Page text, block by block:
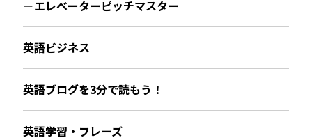
－エレベーターピッチマスター
英語ビジネス
英語ブログを3分で読もう！
英語学習・フレーズ